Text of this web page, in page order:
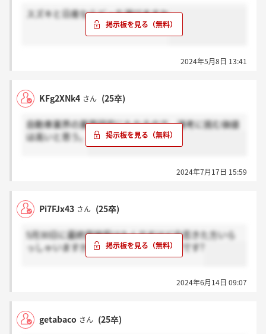
スズキと日産ならどっち選びますか
2024年5月8日 13:41
KFg2XNk4 さん (25卒)
自動車業界の業界研究にもなるので、選考に挑む価値
は高いと思う。
2024年7月17日 15:59
Pi7FJx43 さん (25卒)
5月30日に最終面接受けたんですけど合否きた方いら
っしゃいますか？2週間連絡なくて不安です?
2024年6月14日 09:07
getabaco さん (25卒)